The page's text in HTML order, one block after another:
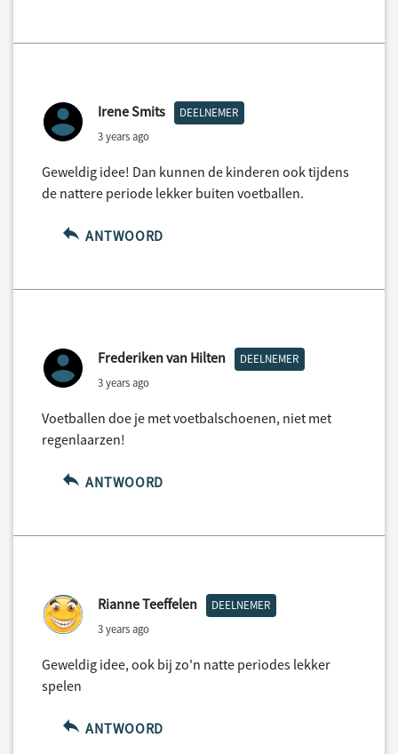
Irene Smits DEELNEMER
3 years ago
Geweldig idee! Dan kunnen de kinderen ook tijdens
de nattere periode lekker buiten voetballen.
ANTWOORD
Frederiken van Hilten DEELNEMER
3 years ago
Voetballen doe je met voetbalschoenen, niet met
regenlaarzen!
ANTWOORD
Rianne Teeffelen DEELNEMER
3 years ago
Geweldig idee, ook bij zo'n natte periodes lekker
spelen
ANTWOORD